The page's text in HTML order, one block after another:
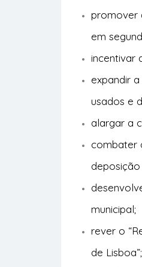
promover
em
incentivar
expandir
usados e
alargar a
combater
municipal;
rever o
de Lisboa”;